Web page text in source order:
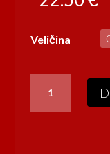
Veličina
METALLICA
justice